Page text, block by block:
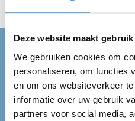
Deze website maakt
We gebruiken cookies om
personaliseren, om functies
en om ons websiteverkeer
informatie over uw gebruik
partners voor social media,
TOURINGCAR
Touringcar
Aalburg